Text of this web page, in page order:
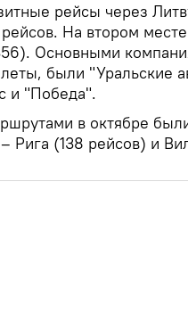
рейсы через
На втором
Основными
были "Уральские
и "Победа".
в октябре
Рига (138 рейсов) и